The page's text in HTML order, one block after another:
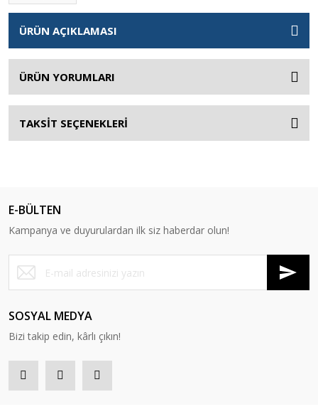
ÜRÜN AÇIKLAMASI
ÜRÜN YORUMLARI
TAKSİT SEÇENEKLERİ
E-BÜLTEN
Kampanya ve duyurulardan ilk siz haberdar olun!
SOSYAL MEDYA
Bizi takip edin, kârlı çıkın!